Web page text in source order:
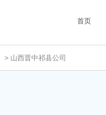
首页
> 山西晋中祁县公司